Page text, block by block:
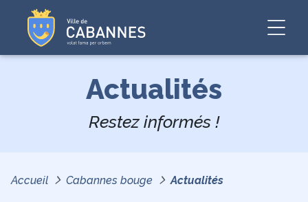
Actualités
Restez informés !
Accueil Cabannes bouge Actualités